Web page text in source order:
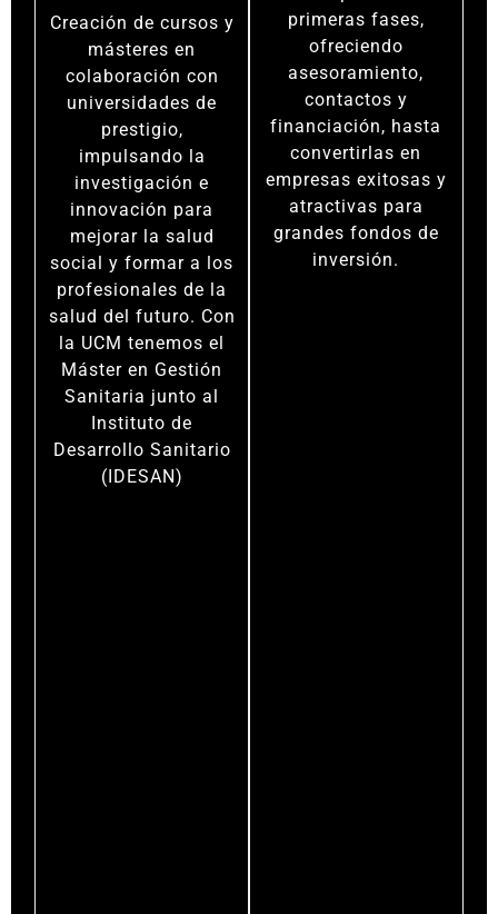
Creación de cursos y
másteres en
colaboración con
universidades de
prestigio,
impulsando la
investigación e
innovación para
mejorar la salud
social y formar a los
profesionales de la
salud del futuro. Con
la UCM tenemos el
Máster en Gestión
Sanitaria junto al
Instituto de
Desarrollo Sanitario
(IDESAN)
primeras fases,
ofreciendo
asesoramiento,
contactos y
financiación, hasta
convertirlas en
empresas exitosas y
atractivas para
grandes fondos de
inversión.